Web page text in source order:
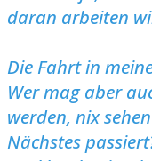
daran arbeiten
Die Fahrt in
Wer mag aber
werden, nix
Nächstes